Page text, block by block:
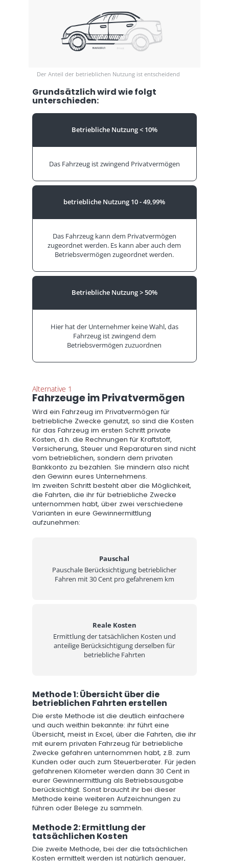
Der Anteil der betrieblichen Nutzung ist entscheidend
Grundsätzlich wird wie folgt
unterschieden:
Betriebliche Nutzung< 10%
Das Fahrzeug ist zwingend Privatvermögen
betriebliche Nutzung 10 - 49,99%
Das Fahrzeug kann dem Privatvermögen
zugeordnet werden. Es kann aber auch dem
Betriebsvermögen zugeordnet werden.
Betriebliche Nutzung> 50%
Hier hat der Unternehmer keine Wahl, das
Fahrzeug ist zwingend dem
Betriebsvermögen zuzuordnen
Alternative 1
Fahrzeuge im Privatvermögen
Wird ein Fahrzeug im Privatvermögen für
betriebliche Zwecke genutzt, so sind die Kosten
für das Fahrzeug im ersten Schritt private
Kosten, d.h. die Rechnungen für Kraftstoff,
Versicherung, Steuer und Reparaturen sind nicht
vom betrieblichen, sondern dem privaten
Bankkonto zu bezahlen. Sie mindern also nicht
den Gewinn eures Unternehmens.
Im zweiten Schritt besteht aber die Möglichkeit,
die Fahrten, die ihr für betriebliche Zwecke
unternommen habt, über zwei verschiedene
Varianten in eure Gewinnermittlung
aufzunehmen:
Pauschal
Pauschale Berücksichtigung betrieblicher
Fahren mit 30 Cent pro gefahrenem km
Reale Kosten
Ermittlung der tatsächlichen Kosten und
anteilige Berücksichtigung derselben für
betriebliche Fahrten
Methode 1: Übersicht über die
betrieblichen Fahrten erstellen
Die erste Methode ist die deutlich einfachere
und auch weithin bekannte: ihr führt eine
Übersicht, meist in Excel, über die Fahrten, die ihr
mit eurem privaten Fahrzeug für betriebliche
Zwecke gefahren unternommen habt, z.B. zum
Kunden oder auch zum Steuerberater. Für jeden
gefahrenen Kilometer werden dann 30 Cent in
eurer Gewinnermittlung als Betriebsausgabe
berücksichtigt. Sonst braucht ihr bei dieser
Methode keine weiteren Aufzeichnungen zu
führen oder Belege zu sammeln.
Methode 2: Ermittlung der
tatsächlichen Kosten
Die zweite Methode, bei der die tatsächlichen
Kosten ermittelt werden ist natürlich genauer,